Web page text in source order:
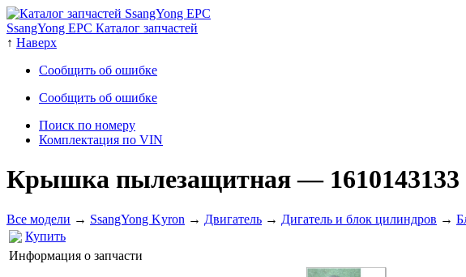
SsangYong EPC Каталог запчастей
↑ Наверх
Сообщить об ошибке
Сообщить об ошибке
Поиск по номеру
Комплектация по VIN
Крышка пылезащитная— 1610143133
Все модели → SsangYong Kyron → Двигатель → Дигатель и блок цилиндров →
Купить
Информация о запчасти